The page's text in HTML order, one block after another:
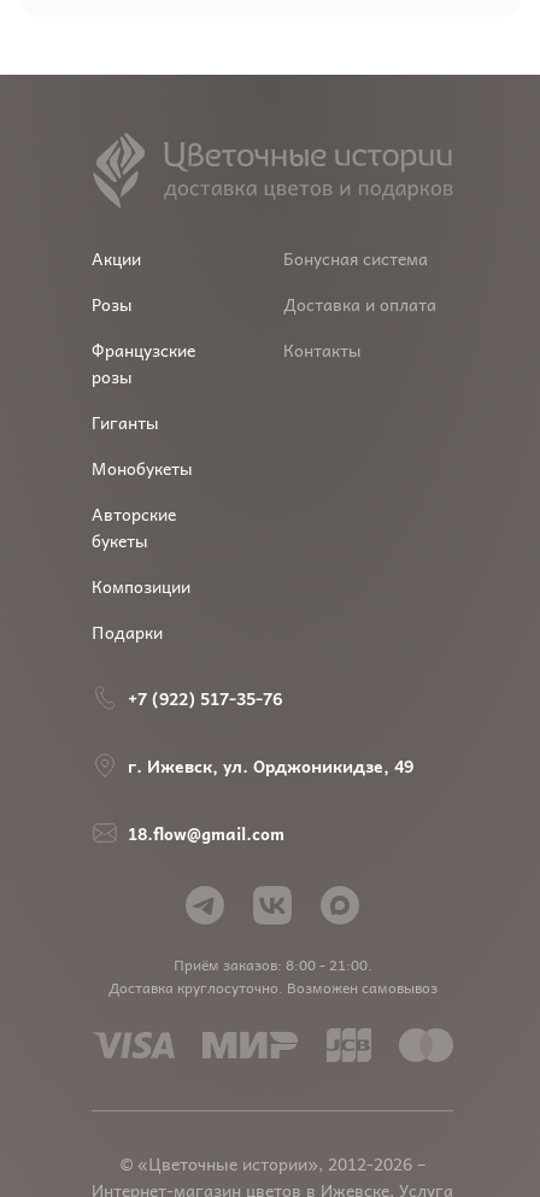
Приём заказов: 8:00 - 21:00.
Доставка круглосуточно. Возможен самовывоз
Акции
Розы
Французские
розы
Гиганты
Монобукеты
Авторские
букеты
Композиции
Подарки
Бонусная система
Доставка и оплата
Контакты
+7 (922) 517-35-76
г. Ижевск, ул. Орджоникидзе, 49
18.flow@gmail.com
© «Цветочные истории», 2012-2026 –
Интернет-магазин цветов в Ижевске. Услуга